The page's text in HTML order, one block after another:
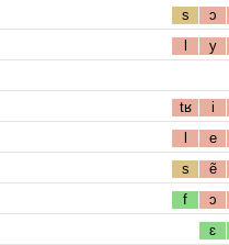
s ɔ
l y
tʁ i
l e
s ẽ
f ɔ
ɛ